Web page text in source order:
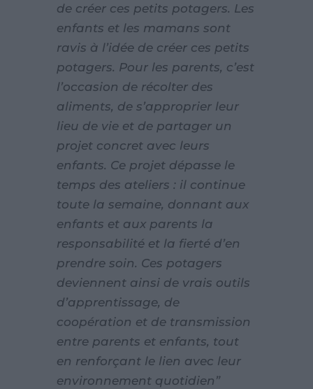
de créer ces petits potagers. Les
enfants et les mamans sont
ravis à l’idée de créer ces petits
potagers. Pour les parents, c’est
l’occasion de récolter des
aliments, de s’approprier leur
lieu de vie et de partager un
projet concret avec leurs
enfants. Ce projet dépasse le
temps des ateliers : il continue
toute la semaine, donnant aux
enfants et aux parents la
responsabilité et la fierté d’en
prendre soin. Ces potagers
deviennent ainsi de vrais outils
d’apprentissage, de
coopération et de transmission
entre parents et enfants, tout
en renforçant le lien avec leur
environnement quotidien”